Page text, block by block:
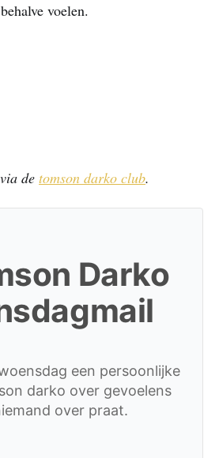
voelen.
de tomson darko club.
Darko
een persoonlijke
darko over gevoelens
over praat.